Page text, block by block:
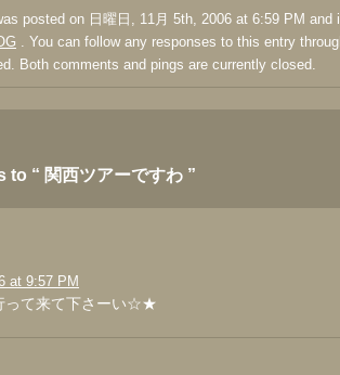
posted on 日曜日, 11月 5th, 2006 at 6:59 PM and
. You can follow any responses to this entry
Both comments and pings are currently closed.
to “ 関西ツアーですわ ”
at 9:57 PM
って来て下さーい☆★